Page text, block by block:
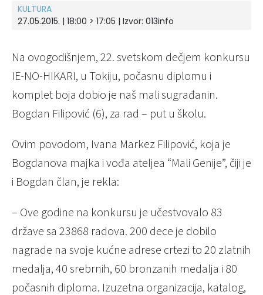
KULTURA
27.05.2015. | 18:00 > 17:05 | Izvor: 013info
Na ovogodišnjem, 22. svetskom dečjem konkursu
IE-NO-HIKARI, u Tokiju, počasnu diplomu i
komplet boja dobio je naš mali sugrađanin.
Bogdan Filipović (6), za rad – put u školu.
Ovim povodom, Ivana Markez Filipović, koja je
Bogdanova majka i vođa ateljea “Mali Genije”, čiji je
i Bogdan član, je rekla:
– Ove godine na konkursu je učestvovalo 83
države sa 23868 radova. 200 dece je dobilo
nagrade na svoje kućne adrese crtezi to 20 zlatnih
medalja, 40 srebrnih, 60 bronzanih medalja i 80
počasnih diploma. Izuzetna organizacija, katalog,